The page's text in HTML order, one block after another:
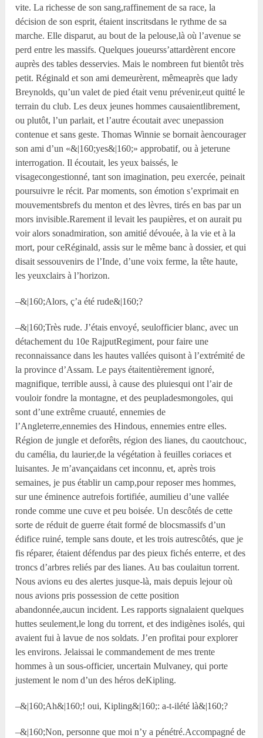
vite. La richesse de son sang,raffinement de sa race, la
décision de son esprit, étaient inscritsdans le rythme de sa
marche. Elle disparut, au bout de la pelouse,là où l’avenue se
perd entre les massifs. Quelques joueurss’attardèrent encore
auprès des tables desservies. Mais le nombreen fut bientôt très
petit. Réginald et son ami demeurèrent, mêmeaprès que lady
Breynolds, qu’un valet de pied était venu prévenir,eut quitté le
terrain du club. Les deux jeunes hommes causaientlibrement,
ou plutôt, l’un parlait, et l’autre écoutait avec unepassion
contenue et sans geste. Thomas Winnie se bornait àencourager
son ami d’un «&|160;yes&|160;» approbatif, ou à jeterune
interrogation. Il écoutait, les yeux baissés, le
visagecongestionné, tant son imagination, peu exercée, peinait
poursuivre le récit. Par moments, son émotion s’exprimait en
mouvementsbrefs du menton et des lèvres, tirés en bas par un
mors invisible.Rarement il levait les paupières, et on aurait pu
voir alors sonadmiration, son amitié dévouée, à la vie et à la
mort, pour ceRéginald, assis sur le même banc à dossier, et qui
disait sessouvenirs de l’Inde, d’une voix ferme, la tête haute,
les yeuxclairs à l’horizon.
–&|160;Alors, ç’a été rude&|160;?
–&|160;Très rude. J’étais envoyé, seulofficier blanc, avec un
détachement du 10e RajputRegiment, pour faire une
reconnaissance dans les hautes vallées quisont à l’extrémité de
la province d’Assam. Le pays étaitentièrement ignoré,
magnifique, terrible aussi, à cause des pluiesqui ont l’air de
vouloir fondre la montagne, et des peupladesmongoles, qui
sont d’une extrême cruauté, ennemies de
l’Angleterre,ennemies des Hindous, ennemies entre elles.
Région de jungle et deforêts, région des lianes, du caoutchouc,
du camélia, du laurier,de la végétation à feuilles coriaces et
luisantes. Je m’avançaidans cet inconnu, et, après trois
semaines, je pus établir un camp,pour reposer mes hommes,
sur une éminence autrefois fortifiée, aumilieu d’une vallée
ronde comme une cuve et peu boisée. Un descôtés de cette
sorte de réduit de guerre était formé de blocsmassifs d’un
édifice ruiné, temple sans doute, et les trois autrescôtés, que je
fis réparer, étaient défendus par des pieux fichés enterre, et des
troncs d’arbres reliés par des lianes. Au bas coulaitun torrent.
Nous avions eu des alertes jusque-là, mais depuis lejour où
nous avions pris possession de cette position
abandonnée,aucun incident. Les rapports signalaient quelques
huttes seulement,le long du torrent, et des indigènes isolés, qui
avaient fui à lavue de nos soldats. J’en profitai pour explorer
les environs. Jelaissai le commandement de mes trente
hommes à un sous-officier, uncertain Mulvaney, qui porte
justement le nom d’un des héros deKipling.
–&|160;Ah&|160;! oui, Kipling&|160;: a-t-ilété là&|160;?
–&|160;Non, personne que moi n’y a pénétré.Accompagné de